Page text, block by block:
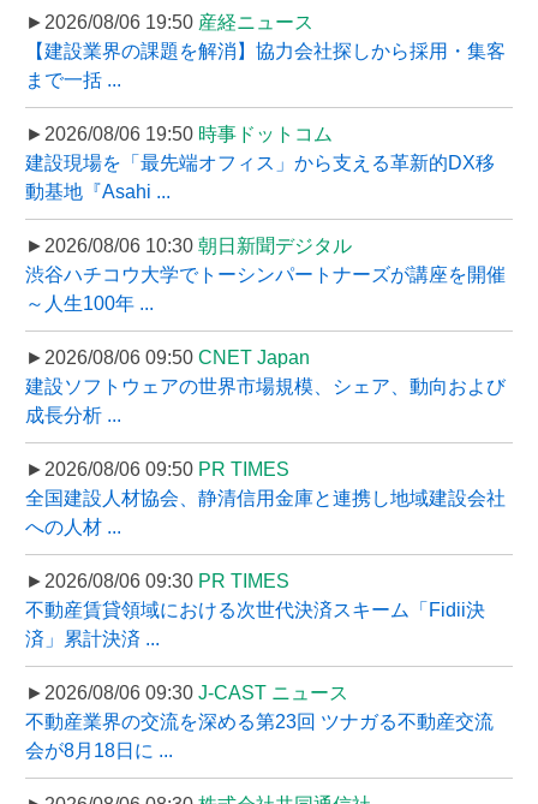
►2026/08/06 19:50 産経ニュース
【建設業界の課題を解消】協力会社探しから採用・集客
まで一括 ...
►2026/08/06 19:50 時事ドットコム
建設現場を「最先端オフィス」から支える革新的DX移
動基地『Asahi ...
►2026/08/06 10:30 朝日新聞デジタル
渋谷ハチコウ大学でトーシンパートナーズが講座を開催
～人生100年 ...
►2026/08/06 09:50 CNET Japan
建設ソフトウェアの世界市場規模、シェア、動向および
成長分析 ...
►2026/08/06 09:50 PR TIMES
全国建設人材協会、静清信用金庫と連携し地域建設会社
への人材 ...
►2026/08/06 09:30 PR TIMES
不動産賃貸領域における次世代決済スキーム「Fidii決
済」累計決済 ...
►2026/08/06 09:30 J-CAST ニュース
不動産業界の交流を深める第23回 ツナガる不動産交流
会が8月18日に ...